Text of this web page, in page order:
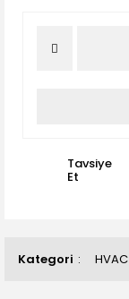
Kategori HVAC
Tavsiye
Et